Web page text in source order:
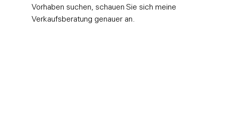
Vorhaben suchen, schauen Sie sich meine
Verkaufsberatung genauer an.